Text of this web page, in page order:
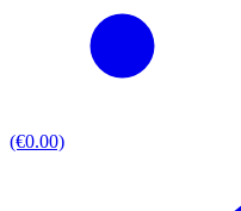
(€0.00)